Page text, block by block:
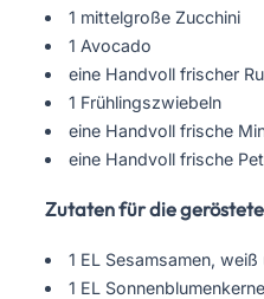
1 mittelgroße Zucchini
1 Avocado
eine Handvoll frischer
1 Frühlingszwiebeln
eine Handvoll frische
eine Handvoll frische
Zutaten für die
1 EL Sesamsamen,
1 EL Sonnenblumenkerne